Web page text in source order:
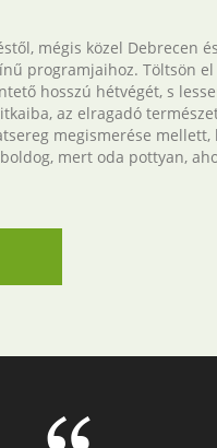
mégis közel Debrecen és
programjaihoz. Töltsön
hosszú hétvégét, s
az elragadó
megismerése mellett,
mert oda pottyan,